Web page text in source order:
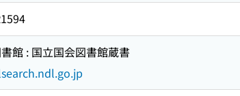
館 : 国立国会図書館蔵書